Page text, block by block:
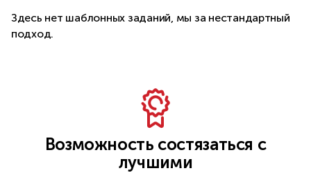
Здесь нет шаблонных заданий, мы за нестандартный
подход.
Возможность состязаться с
лучшими